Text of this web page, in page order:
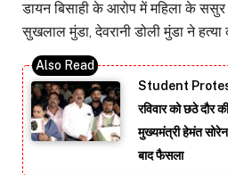
डायन बिसाही के आरोप में महिला के
सुखलाल मुंडा, देवरानी डोली मुंडा ने हत्या
Student Protest:
रविवार को छठे दौर
मुख्यमंत्री हेमंत
बाद फैसला